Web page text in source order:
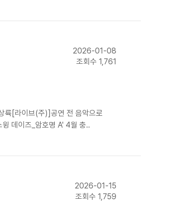
2026-01-08
조회수 1,761
륙[라이브(주)]공연 전 음악으로
데이즈_암호명 A' 4월 충..
2026-01-15
조회수 1,759